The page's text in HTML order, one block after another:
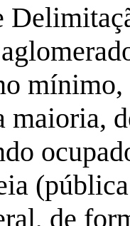
maioria,
de